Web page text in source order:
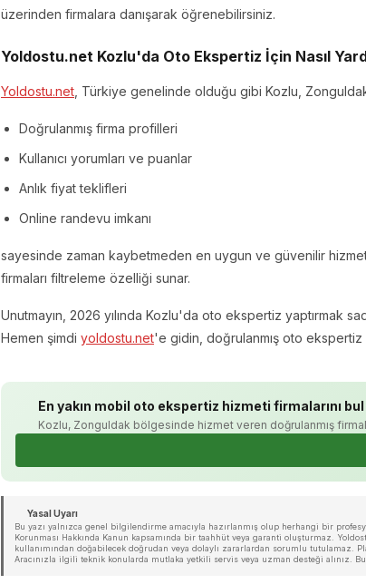
üzerinden firmalara danışarak öğrenebilirsiniz.
Yoldostu.net Kozlu'da Oto Ekspertiz İçin Nasıl
Yoldostu.net , Türkiye genelinde olduğu gibi Kozlu,
Doğrulanmış firma profilleri
Kullanıcı yorumları ve puanlar
Anlık fiyat teklifleri
Online randevu imkanı
sayesinde zaman kaybetmeden en uygun ve güvenilir
firmaları filtreleme özelliği sunar.
Unutmayın, 2026 yılında Kozlu'da oto ekspertiz yaptırmak
Hemen şimdi yoldostu.net'e gidin, doğrulanmış oto ekspertiz
En yakın mobil oto ekspertiz hizmeti firmalarını bul
Kozlu, Zonguldak bölgesinde hizmet veren doğrulanmış
Yasal Uyarı
Bu yazı yalnızca genel bilgilendirme amacıyla hazırlanmış olup herhangi bir
Korunması Hakkında Kanun kapsamında bir taahhüt veya garanti oluşturmaz.
kullanımından doğabilecek doğrudan veya dolaylı zararlardan sorumlu
Aracınızla ilgili teknik konularda mutlaka yetkili servis veya uzman desteği alınız.